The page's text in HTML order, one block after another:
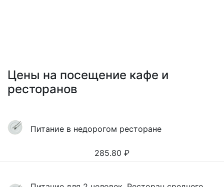
Цены на посещение кафе и
ресторанов
Питание в недорогом ресторане
285.80 ₽